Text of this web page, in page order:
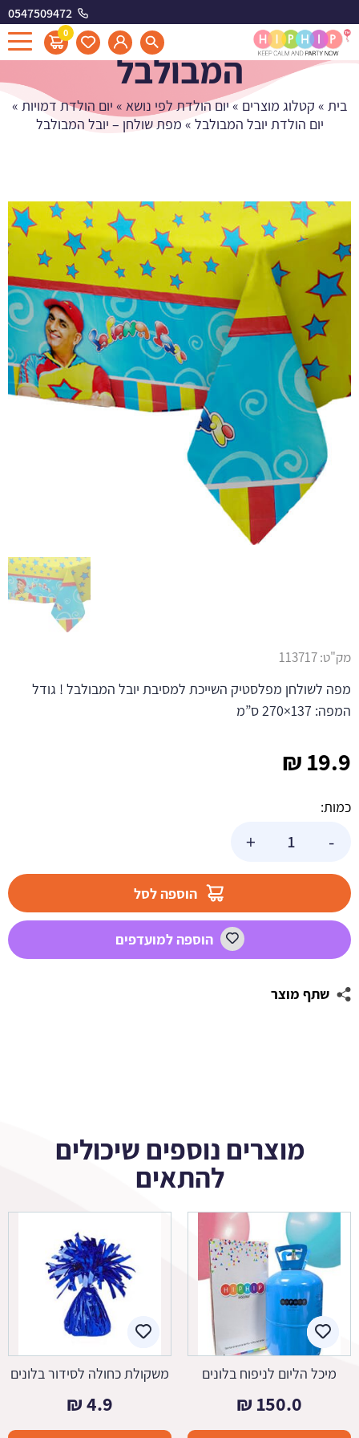
0547509472
0
מפת שולחן - יובל
המבולבל
בית » קטלוג מוצרים » יום הולדת לפי נושא » יום הולדת דמויות »
יום הולדת יובל המבולבל » מפת שולחן – יובל המבולבל
19.9
₪
כמות:
-
יובל
+
הוספה לסל
הוספה למועדפים
שתף מוצר
מק"ט:113717
מפה לשולחן מפלסטיק השייכת למסיבת יובל המבולבל ! גודל
המפה: 137×270 ס”מ
מוצרים נוספים שיכולים
להתאים
מיכל הליום לניפוח בלונים
150.0
₪
משקולת כחולה לסידור בלונים
4.9
₪